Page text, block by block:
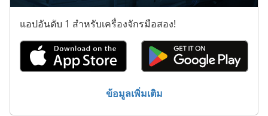
แอปอันดับ 1 สำหรับเครื่องจักรมือสอง!
ข้อมูลเพิ่มเติม